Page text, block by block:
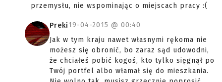
przemysłu, nie wspominając o miejscach pracy :(
Preki19-04-2015 @ 00:40
Jak w tym kraju nawet własnymi rękoma nie
możesz się obronić, bo zaraz sąd udowodni,
że chciałeś pobić kogoś, kto tylko sięgnął po
Twój portfel albo włamał się do mieszkania.